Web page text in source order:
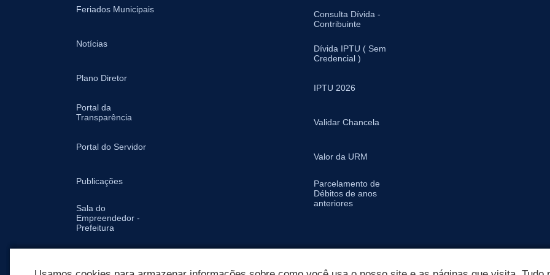
Feriados Municipais
Notícias
Plano Diretor
Portal da
Transparência
Portal do Servidor
Publicações
Sala do
Empreendedor -
Prefeitura
Consulta Dívida -
Contribuinte
Dívida IPTU ( Sem
Credencial )
IPTU 2026
Validar Chancela
Valor da URM
Parcelamento de
Débitos de anos
anteriores